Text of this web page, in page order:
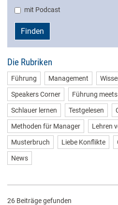
mit Podcast
Finden
Die Rubriken
Führung Management
Speakers Corner Führung
Schlauer lernen Testgelesen
Methoden für Manager Lehren
Musterbruch Liebe Konflikte
News
26 Beiträge gefunden